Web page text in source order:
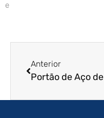
e
Anterior